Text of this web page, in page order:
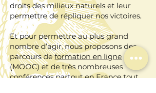
droits des milieux naturels et leur
permettre de répliquer nos victoires.
Et pour permettre au plus grand
nombre d’agir, nous proposons des
parcours deformation en ligne
(MOOC) et de très nombreuses
conférences partout en France tout